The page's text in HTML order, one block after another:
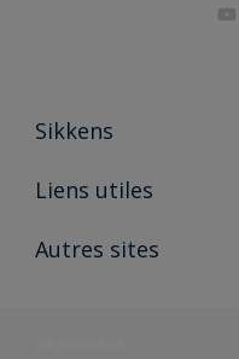
Sikkens
A propos de Sikkens
Liens utiles
Ouvrir un magasin PASS
Autres sites